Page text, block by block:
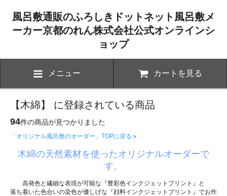
風呂敷通販のふろしきドットネット風呂敷メ
ーカー京都のれん株式会社公式オンラインシ
ョップ
メニュー カートを見る
【木綿】 に登録されている商品
94件の商品が見つかりました
「オリジナル風呂敷のオーダー」TOPに戻る ＞
木綿の天然素材を使ったオリジナルオーダーで
す。
高発色と繊細な表現が可能な『豊彩色インクジェットプリント』と
落ち着いた色合いの染色が優しげな『顔料インクジェットプリント』でお作